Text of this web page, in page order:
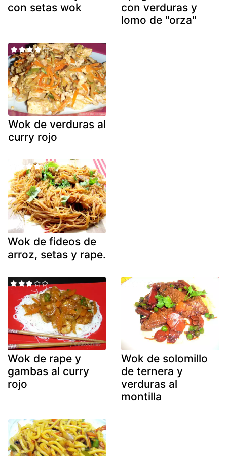
con setas wok
con verduras y
lomo de "orza"
Wok de verduras al
curry rojo
Wok de fideos de
arroz, setas y rape.
Wok de rape y
gambas al curry
rojo
Wok de solomillo
de ternera y
verduras al
montilla